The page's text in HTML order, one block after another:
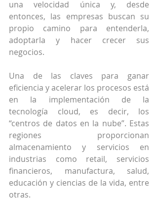
una velocidad única y, desde
entonces, las empresas buscan su
propio camino para entenderla,
adoptarla y hacer crecer sus
negocios.
Una de las claves para ganar
eficiencia y acelerar los procesos está
en la implementación de la
tecnología cloud, es decir, los
“centros de datos en la nube”. Estas
regiones proporcionan
almacenamiento y servicios en
industrias como retail, servicios
financieros, manufactura, salud,
educación y ciencias de la vida, entre
otras.